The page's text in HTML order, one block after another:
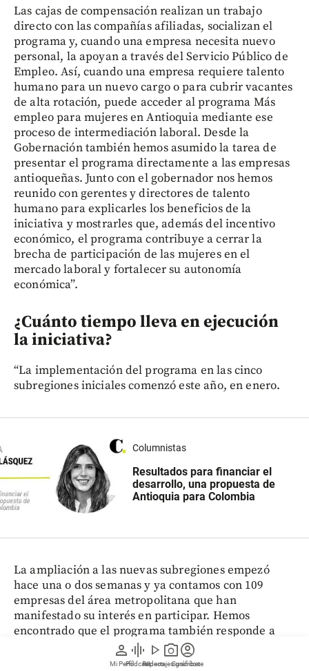
person
Mi Perfil
graphic_eq
Pódcast
play_arrow
Videos
photo_camera
Reportajes gráficos
account_circle
Suscríbete
Las cajas de compensación realizan un trabajo
directo con las compañías afiliadas, socializan el
programa y, cuando una empresa necesita nuevo
personal, la apoyan a través del Servicio Público de
Empleo. Así, cuando una empresa requiere talento
humano para un nuevo cargo o para cubrir vacantes
de alta rotación, puede acceder al programa Más
empleo para mujeres en Antioquia mediante ese
proceso de intermediación laboral. Desde la
Gobernación también hemos asumido la tarea de
presentar el programa directamente a las empresas
antioqueñas. Junto con el gobernador nos hemos
reunido con gerentes y directores de talento
humano para explicarles los beneficios de la
iniciativa y mostrarles que, además del incentivo
económico, el programa contribuye a cerrar la
brecha de participación de las mujeres en el
mercado laboral y fortalecer su autonomía
económica”.
¿Cuánto tiempo lleva en ejecución
la iniciativa?
“La implementación del programa en las cinco
subregiones iniciales comenzó este año, en enero.
Columnistas
Resultados para financiar el
desarrollo, una propuesta de
Antioquia para Colombia
La ampliación a las nuevas subregiones empezó
hace una o dos semanas y ya contamos con 109
empresas del área metropolitana que han
manifestado su interés en participar. Hemos
encontrado que el programa también responde a
objetivos específicos de algunas empresas. Por
ejemplo, existen compañías interesadas en